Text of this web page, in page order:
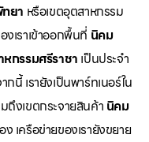
ยา หรือเขตอุตสาหกรรม
เราเข้าออกพื้นที่ นิคม
กรรมศรีราชา เป็นประจำ
นี้ เรายังเป็นพาร์ทเนอร์ใน
ถึงเขตกระจายสินค้านิคม
เครือข่ายของเรายังขยาย